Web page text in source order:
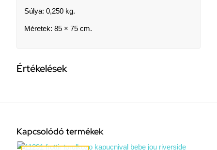
Súlya: 0,250 kg.
Méretek: 85 × 75 cm.
Értékelések
Kapcsolódó termékek